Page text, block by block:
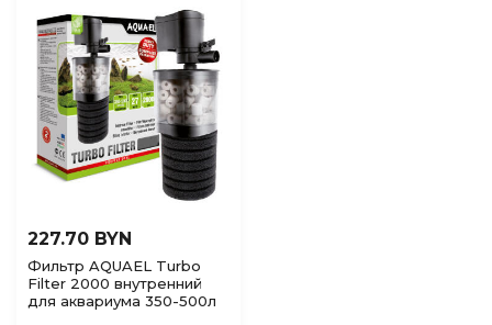
227.70 BYN
Фильтр AQUAEL Turbo
Filter 2000 внутренний
для аквариума 350-500л